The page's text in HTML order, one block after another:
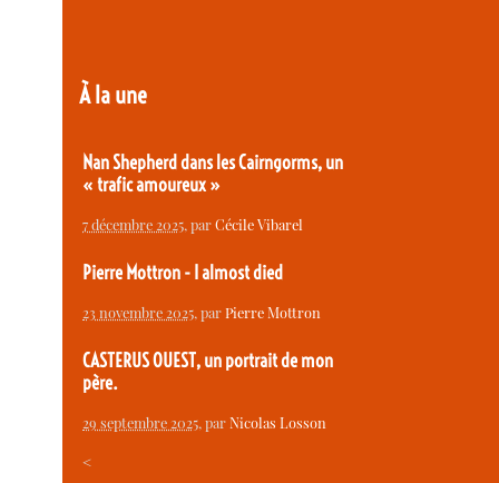
À la une
Nan Shepherd dans les Cairngorms, un
« trafic amoureux »
7 décembre 2025, parCécile Vibarel
Pierre Mottron - I almost died
23 novembre 2025, parPierre Mottron
CASTERUS OUEST, un portrait de mon
père.
29 septembre 2025, parNicolas Losson
<